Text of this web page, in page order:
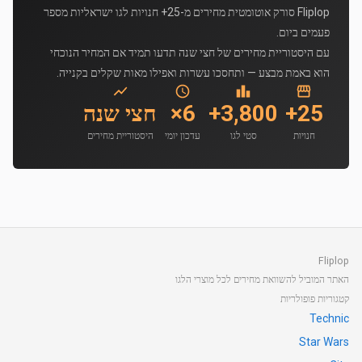
Fliplop סורק אוטומטית מחירים מ-25+ חנויות לגו ישראליות מספר
פעמים ביום.
עם היסטוריית מחירים של חצי שנה תדעו תמיד אם המחיר הנוכחי
הוא באמת מבצע — ותחסכו עשרות ואפילו מאות שקלים בקנייה.
25+
חנויות
3,800+
סטי לגו
6×
עדכון יומי
חצי שנה
היסטוריית מחירים
Fliplop
האתר המוביל להשוואת מחירים לכל מוצרי הלגו
קטגוריות פופולריות
Technic
Star Wars